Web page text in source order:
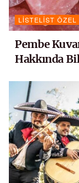
LISTELIST ÖZEL
Pembe
Hakkında